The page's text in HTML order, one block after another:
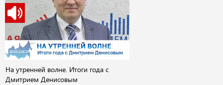
На утренней волне. Итоги года с
Дмитрием Денисовым